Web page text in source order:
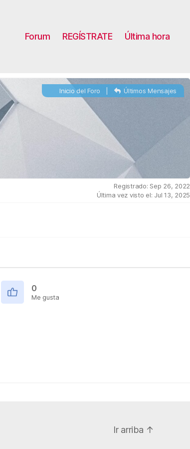
Forum REGÍSTRATE Última hora
Inicio del Foro Últimos Mensajes
Registrado: Sep 26, 2022
Última vez visto el: Jul 13, 2025
0
Me gusta
Ir arriba ↑